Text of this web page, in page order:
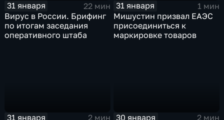
31 января
22 мин
Вирус в России. Брифинг
по итогам заседания
оперативного штаба
31 января
1 мин
Мишустин призвал ЕАЭС
присоединиться к
маркировке товаров
31 января
2 мин
30 января
2 мин